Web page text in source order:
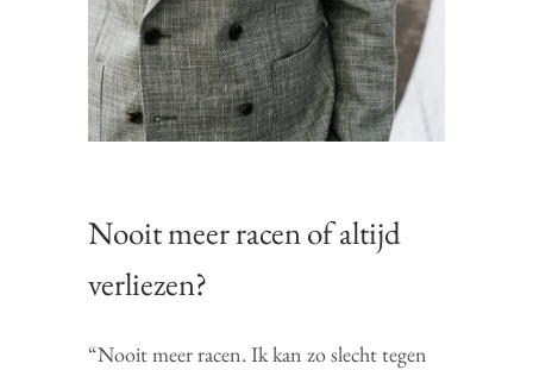
Nooit meer racen of altijd
verliezen?
“Nooit meer racen. Ik kan zo slecht tegen